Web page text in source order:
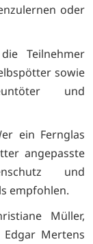
oder
Teilnehmer
sowie
und
ein Fernglas
angepasste
und
empfohlen.
Müller,
Mertens